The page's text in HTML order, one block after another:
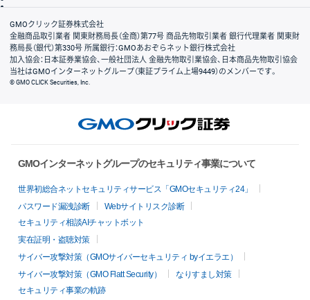
会社案内
GMOクリック証券株式会社
金融商品取引業者 関東財務局長（金商）第77号 商品先物取引業者 銀行代理業者 関東財
務局長（銀代）第330号 所属銀行：GMOあおぞらネット銀行株式会社
加入協会：日本証券業協会、一般社団法人 金融先物取引業協会、日本商品先物取引協会
当社はGMOインターネットグループ（東証プライム上場9449）のメンバーです。
© GMO CLICK Securities, Inc.
GMOインターネットグループのセキュリティ事業について
世界初総合ネットセキュリティサービス「GMOセキュリティ24」
パスワード漏洩診断
Webサイトリスク診断
セキュリティ相談AIチャットボット
実在証明・盗聴対策
サイバー攻撃対策（GMOサイバーセキュリティ byイエラエ）
サイバー攻撃対策（GMO Flatt Security）
なりすまし対策
セキュリティ事業の軌跡